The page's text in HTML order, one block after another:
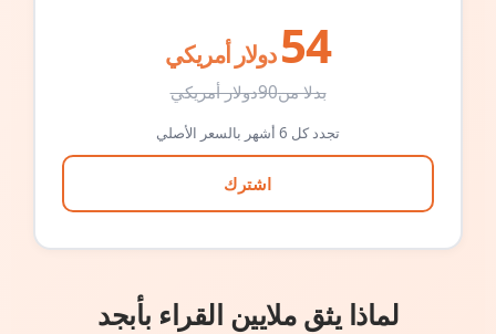
54 دولار أمريكي
بدلا من90دولار أمريكي
تجدد كل 6 أشهر بالسعر الأصلي
اشترك
لماذا يثق ملايين القراء بأبجد